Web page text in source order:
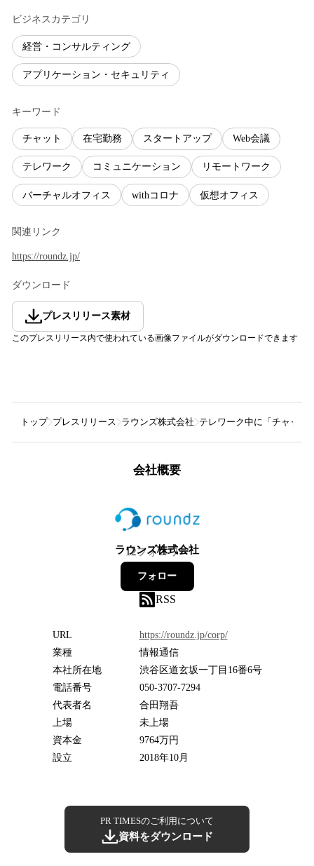
ビジネスカテゴリ
経営・コンサルティング
アプリケーション・セキュリティ
キーワード
チャット 在宅勤務 スタートアップ Web会議
テレワーク コミュニケーション リモートワーク
バーチャルオフィス withコロナ 仮想オフィス
関連リンク
https://roundz.jp/
ダウンロード
プレスリリース素材
このプレスリリース内で使われている画像ファイルがダウンロードできます
トップ プレスリリース ラウンズ株式会社 テレワーク中に「チャット
会社概要
ラウンズ株式会社
12フォロワー
フォロー
RSS
URL
https://roundz.jp/corp/
業種
情報通信
本社所在地
渋谷区道玄坂一丁目16番6号
電話番号
050-3707-7294
代表者名
合田翔吾
上場
未上場
資本金
9764万円
設立
2018年10月
PR TIMESのご利用について
資料をダウンロード